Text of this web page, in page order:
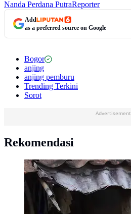
Nanda Perdana PutraReporter
Add
as a preferred source on Google
Bogor
anjing
anjing pemburu
Trending Terkini
Sorot
Advertisement
Rekomendasi